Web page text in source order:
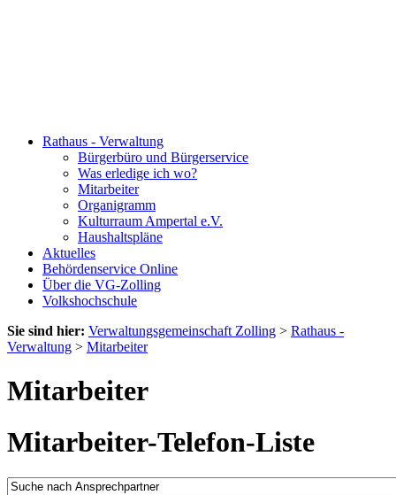
Rathaus - Verwaltung
Bürgerbüro und Bürgerservice
Was erledige ich wo?
Mitarbeiter
Organigramm
Kulturraum Ampertal e.V.
Haushaltspläne
Aktuelles
Behördenservice Online
Über die VG-Zolling
Volkshochschule
Sie sind hier: Verwaltungsgemeinschaft Zolling > Rathaus -
Verwaltung > Mitarbeiter
Mitarbeiter
Mitarbeiter-Telefon-Liste